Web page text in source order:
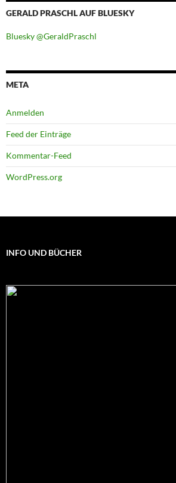
GERALD PRASCHL AUF BLUESKY
Bluesky @GeraldPraschl
META
Anmelden
Feed der Einträge
Kommentar-Feed
WordPress.org
INFO UND BÜCHER